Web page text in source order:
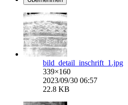
bild_detail_inschrift_1.jpg
339×160
2023/09/30 06:57
22.8 KB